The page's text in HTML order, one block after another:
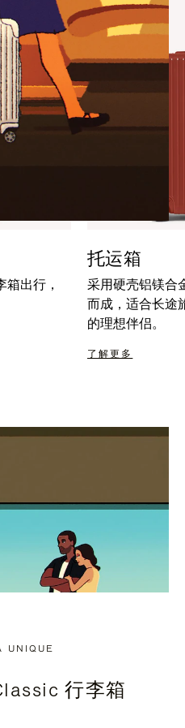
出行，
托运箱
采用硬壳铝镁合
而成，适合长途
的理想伴侣。
了解更多
UNIQUE
行李箱